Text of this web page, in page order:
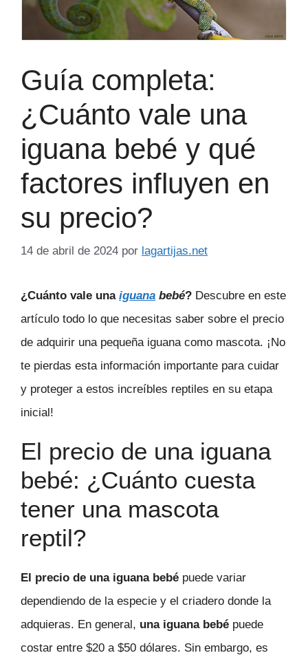
Guía completa:
¿Cuánto vale una
iguana bebé y qué
factores influyen en
su precio?
14 de abril de 2024 por lagartijas.net
¿Cuánto vale una iguana bebé? Descubre en este
artículo todo lo que necesitas saber sobre el precio
de adquirir una pequeña iguana como mascota. ¡No
te pierdas esta información importante para cuidar
y proteger a estos increíbles reptiles en su etapa
inicial!
El precio de una iguana
bebé: ¿Cuánto cuesta
tener una mascota
reptil?
El precio de una iguana bebé puede variar
dependiendo de la especie y el criadero donde la
adquieras. En general, una iguana bebé puede
costar entre $20 a $50 dólares. Sin embargo, es